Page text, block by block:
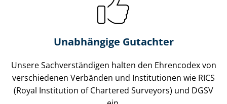
Unabhängige Gutachter
Unsere Sach­ver­stän­di­gen halten den Ehrencodex von
verschiedenen Verbänden und Institutionen wie RICS
(Royal Institution of Chartered Surveyors) und DGSV